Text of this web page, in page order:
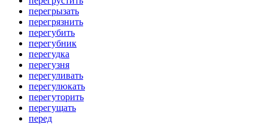
перегрызать
перегрязнить
перегубить
перегубник
перегудка
перегузня
перегуливать
перегулюкать
перегуторить
перегущать
перед